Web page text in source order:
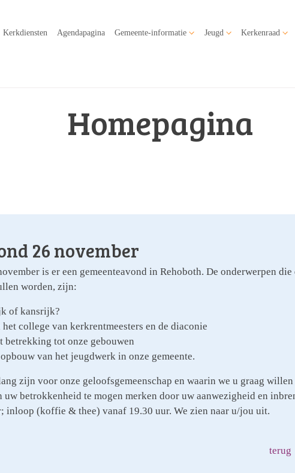
Kerkdiensten Agendapagina Gemeente-informatie Jeugd Kerkenraad
Homepagina
26 november
is er een gemeenteavond in Rehoboth. De onderwerpen die
worden, zijn:
of kansrijk?
college van kerkrentmeesters en de diaconie
betrekking tot onze gebouwen
van het jeugdwerk in onze gemeente.
zijn voor onze geloofsgemeenschap en waarin we u graag willen
uw betrokkenheid te mogen merken door uw aanwezigheid en
inloop (koffie & thee) vanaf 19.30 uur. We zien naar u/jou uit.
terug